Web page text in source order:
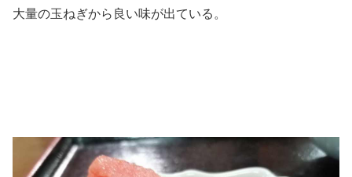
大量の玉ねぎから良い味が出ている。